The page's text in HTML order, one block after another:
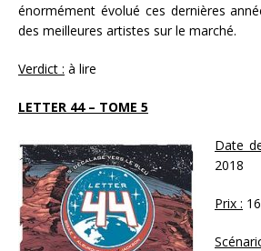
énormément évolué ces dernières
des meilleures artistes sur le marché.
Verdict : à lire
LETTER 44 – TOME 5
Date
2018
Prix :